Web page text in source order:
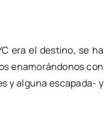
era el destino, se ha
enamorándonos con
y alguna escapada- y